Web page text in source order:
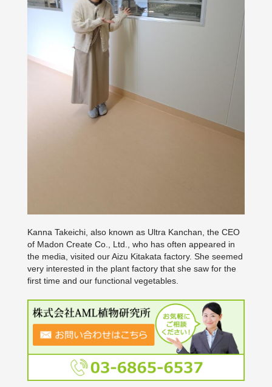
Kanna Takeichi, also known as Ultra Kanchan, the CEO
of Madon Create Co., Ltd., who has often appeared in
the media, visited our Aizu Kitakata factory. She seemed
very interested in the plant factory that she saw for the
first time and our functional vegetables.